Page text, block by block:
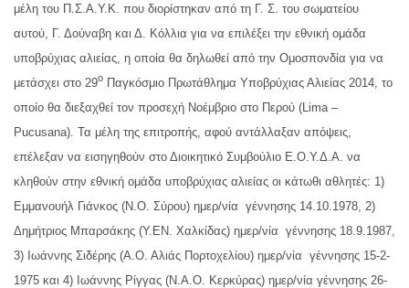
μέλη του Π.Σ.Α.Υ.Κ. που διορίστηκαν από τη Γ. Σ. του σωματείου
αυτού, Γ. Δούναβη και Δ. Κόλλια για να επιλέξει την εθνική ομάδα
υποβρύχιας αλιείας, η οποία θα δηλωθεί από την Ομοσπονδία για να
μετάσχει στο 29ο Παγκόσμιο Πρωτάθλημα Υποβρύχιας Αλιείας 2014, το
οποίο θα διεξαχθεί τον προσεχή Νοέμβριο στο Περού (Lima –
Pucusana). Τα μέλη της επιτροπής, αφού αντάλλαξαν απόψεις,
επέλεξαν να εισηγηθούν στο Διοικητικό Συμβούλιο Ε.Ο.Υ.Δ.Α. να
κληθούν στην εθνική ομάδα υποβρύχιας αλιείας οι κάτωθι αθλητές: 1)
Εμμανουήλ Γιάνκος (Ν.Ο. Σύρου) ημερ/νία γέννησης 14.10.1978, 2)
Δημήτριος Μπαρσάκης (Υ.ΕΝ. Χαλκίδας) ημερ/νία γέννησης 18.9.1987,
3) Ιωάννης Σιδέρης (Α.Ο. Αλιάς Πορτοχελίου) ημερ/νία γέννησης 15-2-
1975 και 4) Ιωάννης Ρίγγας (Ν.Α.Ο. Κερκύρας) ημερ/νία γέννησης 26-